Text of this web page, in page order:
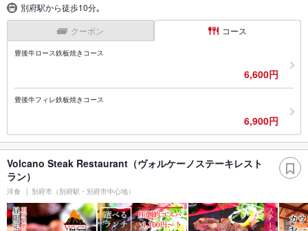
別府駅から徒歩10分｡
クーポン コース
豊後牛ロース鉄板焼きコース
6,600円
豊後牛フィレ鉄板焼きコース
6,900円
Volcano Steak Restaurant（ヴォルケーノステーキレスト
ラン）
洋食 別府市（別府駅・別府市中心地）